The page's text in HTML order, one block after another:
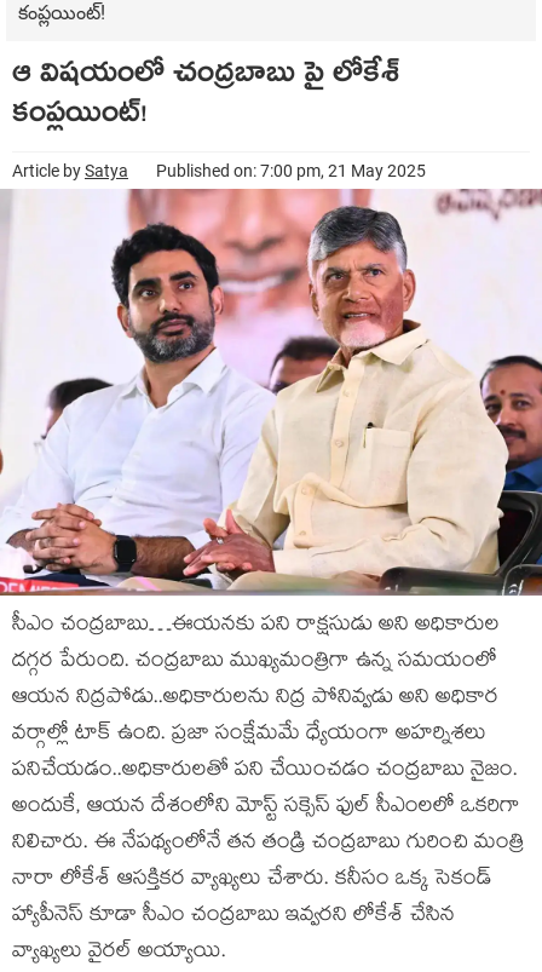
కంప్లయింట్!
ఆ విషయంలో చంద్రబాబు పై లోకేశ్
కంప్లయింట్!
Article bySatya Published on: 7:00 pm, 21 May 2025
సీఎం చంద్రబాబు…ఈయనకు పని రాక్షసుడు అని అధికారుల
దగ్గర పేరుంది. చంద్రబాబు ముఖ్యమంత్రిగా ఉన్న సమయంలో
ఆయన నిద్రపోడు..అధికారులను నిద్ర పోనివ్వడు అని అధికార
వర్గాల్లో టాక్ ఉంది. ప్రజా సంక్షేమమే ధ్యేయంగా అహర్నిశలు
పనిచేయడం..అధికారులతో పని చేయించడం చంద్రబాబు నైజం.
అందుకే, ఆయన దేశంలోని మోస్ట్ సక్సెస్ ఫుల్ సీఎంలలో ఒకరిగా
నిలిచారు. ఈ నేపథ్యంలోనే తన తండ్రి చంద్రబాబు గురించి మంత్రి
నారా లోకేశ్ ఆసక్తికర వ్యాఖ్యలు చేశారు. కనీసం ఒక్క సెకండ్
హ్యాపీనెస్ కూడా సీఎం చంద్రబాబు ఇవ్వరని లోకేశ్ చేసిన
వ్యాఖ్యలు వైరల్ అయ్యాయి.